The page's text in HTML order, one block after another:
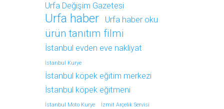
Urfa Değişim Gazetesi
Urfa haber Urfa haber oku
ürün tanıtım filmi
İstanbul evden eve nakliyat
İstanbul Kurye
İstanbul köpek eğitim merkezi
İstanbul köpek eğitmeni
İstanbul Moto Kurye İzmit Arçelik Servisi